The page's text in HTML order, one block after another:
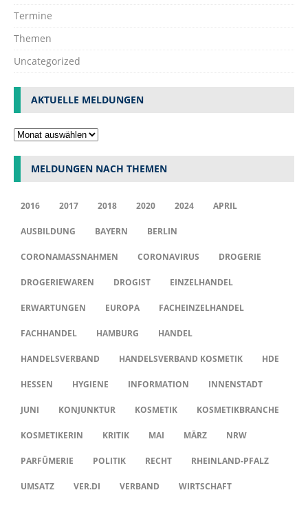
Termine
Themen
Uncategorized
AKTUELLE MELDUNGEN
MELDUNGEN NACH THEMEN
2016 2017 2018 2020 2024 APRIL
AUSBILDUNG BAYERN BERLIN
CORONAMASSNAHMEN CORONAVIRUS DROGERIE
DROGERIEWAREN DROGIST EINZELHANDEL
ERWARTUNGEN EUROPA FACHEINZELHANDEL
FACHHANDEL HAMBURG HANDEL
HANDELSVERBAND HANDELSVERBAND KOSMETIK HDE
HESSEN HYGIENE INFORMATION INNENSTADT
JUNI KONJUNKTUR KOSMETIK KOSMETIKBRANCHE
KOSMETIKERIN KRITIK MAI MÄRZ NRW
PARFÜMERIE POLITIK RECHT RHEINLAND-PFALZ
UMSATZ VER.DI VERBAND WIRTSCHAFT